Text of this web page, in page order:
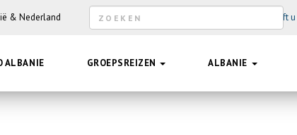
& Nederland Heeft
Zoekveld
ALBANIE GROEPSREIZEN ALBANIE